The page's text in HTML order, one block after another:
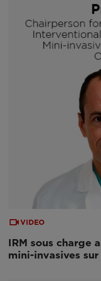
VIDEO
IRM sous charge
mini-invasives